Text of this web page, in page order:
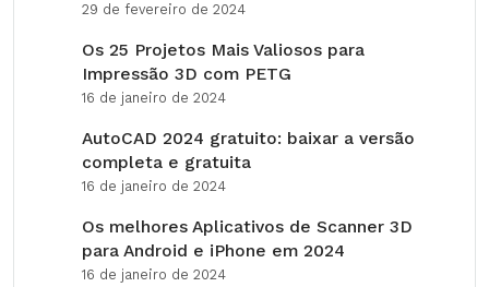
29 de fevereiro de 2024
Os 25 Projetos Mais Valiosos para
Impressão 3D com PETG
16 de janeiro de 2024
AutoCAD 2024 gratuito: baixar a versão
completa e gratuita
16 de janeiro de 2024
Os melhores Aplicativos de Scanner 3D
para Android e iPhone em 2024
16 de janeiro de 2024